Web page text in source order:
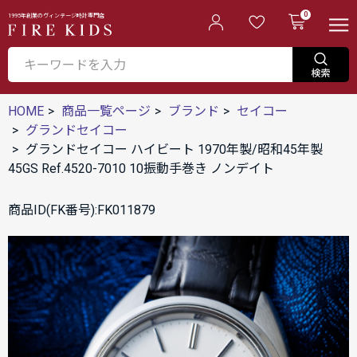
1995年創業のヴィンテージ時計専門店 0
HOME 商品一覧ページ ブランド
セイコー
グランドセイコー
グランドセイコー ハイビート 1970年製/昭和45年製
45GS Ref.4520-7010 10振動手巻き ノンデイト
商品ID(FK番号):FK011879